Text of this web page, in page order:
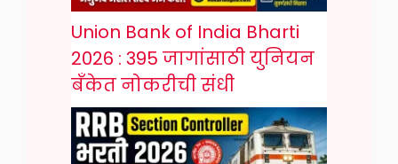
Union Bank of India Bharti
2026 : 395 जागांसाठी युनियन
बँकेत नोकरीची संधी